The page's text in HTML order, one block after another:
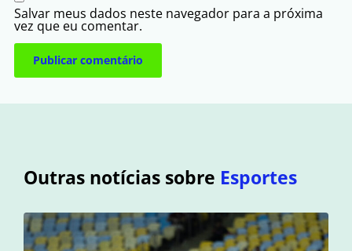
Salvar meus dados neste navegador para a próxima
vez que eu comentar.
Outras notícias sobre Esportes